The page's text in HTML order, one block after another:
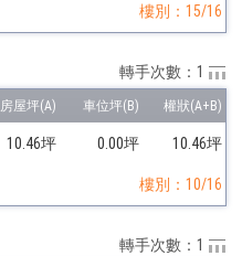
樓別：15/16
10.46坪 0.00坪 10.46坪
樓別：10/16
轉手次數：1
轉手次數：1